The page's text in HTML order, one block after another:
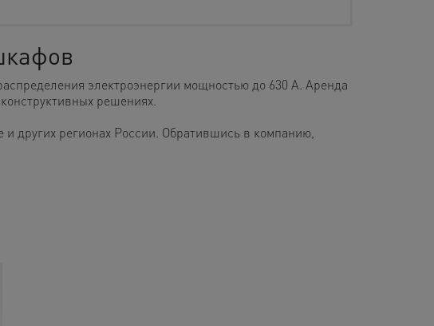
электроэнергии мощностью до 630 А. Аренда
решениях.
других регионах России. Обратившись в компанию,